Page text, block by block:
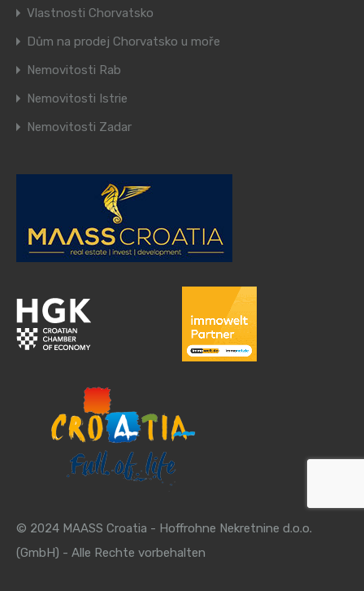
Vlastnosti Chorvatsko
Dům na prodej Chorvatsko u moře
Nemovitosti Rab
Nemovitosti Istrie
Nemovitosti Zadar
© 2024 MAASS Croatia - Hoffrohne Nekretnine d.o.o.
(GmbH) - Alle Rechte vorbehalten